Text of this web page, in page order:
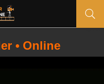
• Online